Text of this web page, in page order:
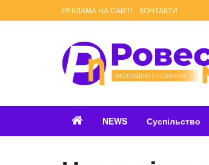
РЕКЛАМА НА САЙТІ КОНТАКТИ
NEWS Суспільство